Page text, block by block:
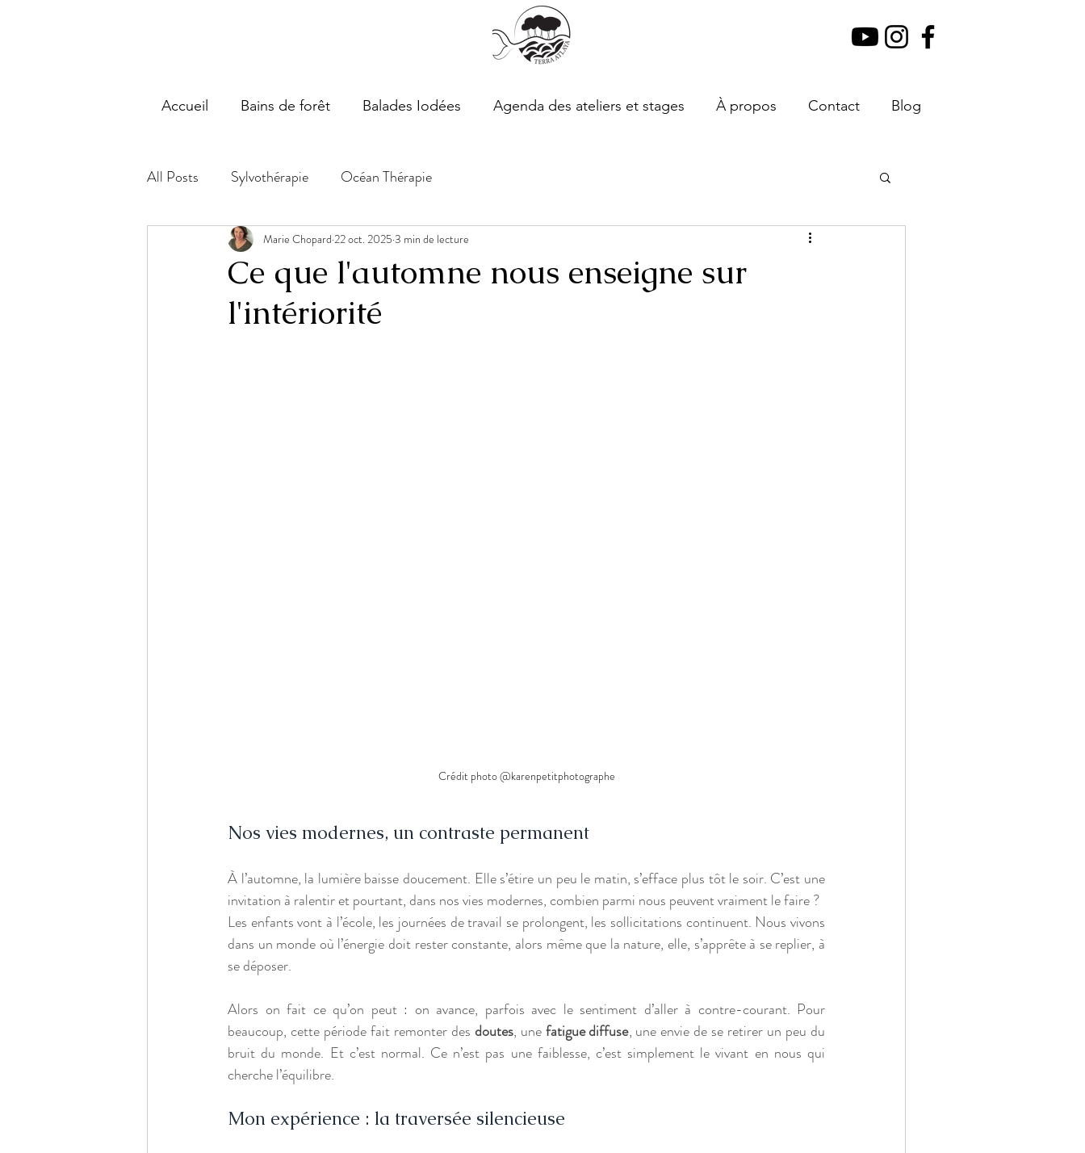
Accueil Bains de forêt Balades Iodées Agenda des ateliers et stages À propos Contact Blog
All Posts Sylvothérapie Océan Thérapie
Ce que l'automne nous enseigne sur
l'intériorité
Marie Chopard 22 oct. 2025 3 min de lecture
Crédit photo @karenpetitphotographe
Nos vies modernes, un contraste permanent
À l’automne, la lumière baisse doucement. Elle s’étire un peu le matin, s’efface plus tôt le soir. C’est une
invitation à ralentir et pourtant, dans nos vies modernes, combien parmi nous peuvent vraiment le faire ?
Les enfants vont à l’école, les journées de travail se prolongent, les sollicitations continuent. Nous vivons
dans un monde où l’énergie doit rester constante, alors même que la nature, elle, s’apprête à se replier, à
se déposer.
Alors on fait ce qu’on peut : on avance, parfois avec le sentiment d’aller à contre-courant. Pour
beaucoup, cette période fait remonter des doutes, une fatigue diffuse, une envie de se retirer un peu du
bruit du monde. Et c’est normal. Ce n’est pas une faiblesse, c’est simplement le vivant en nous qui
cherche l’équilibre.
Mon expérience : la traversée silencieuse